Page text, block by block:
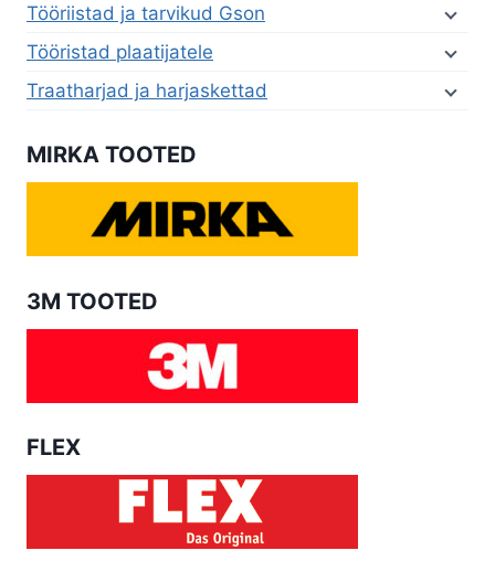
Tööriistad ja tarvikud Gson
Tööristad plaatijatele
Traatharjad ja harjaskettad
MIRKA TOOTED
3M TOOTED
FLEX